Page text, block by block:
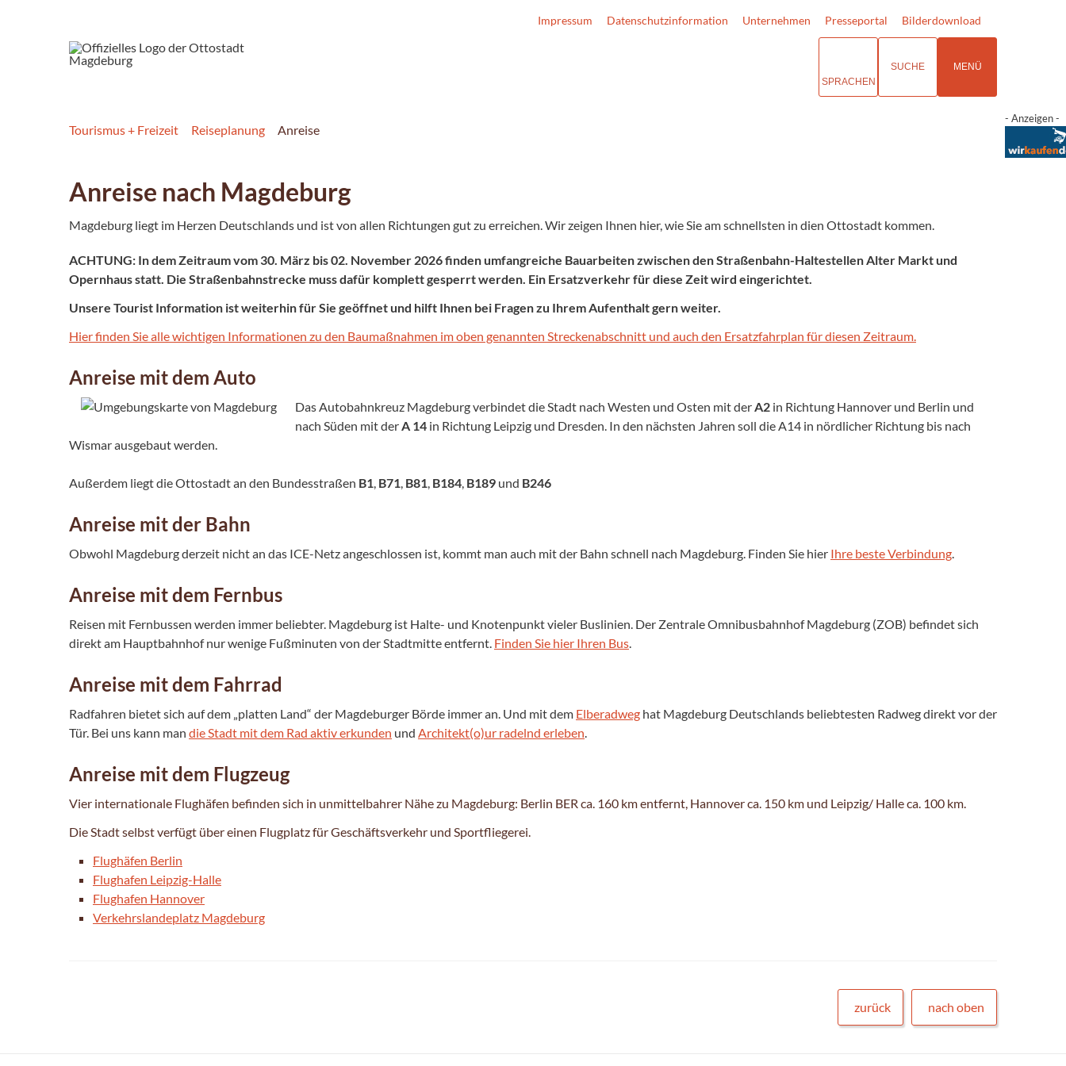
Impressum Datenschutzinformation Unternehmen Presseportal Bilderdownload
SPRACHEN
SUCHE MENÜ
Tourismus + Freizeit Reiseplanung Anreise
Anreise nach Magdeburg
Magdeburg liegt im Herzen Deutschlands und ist von allen Richtungen gut zu erreichen. Wir zeigen Ihnen hier, wie Sie am schnellsten in dien Ottostadt kommen.
ACHTUNG: In dem Zeitraum vom 30. März bis 02. November 2026 finden umfangreiche Bauarbeiten zwischen den Straßenbahn-Haltestellen Alter Markt und
Opernhaus statt. Die Straßenbahnstrecke muss dafür komplett gesperrt werden. Ein Ersatzverkehr für diese Zeit wird eingerichtet.
Unsere Tourist Information ist weiterhin für Sie geöffnet und hilft Ihnen bei Fragen zu Ihrem Aufenthalt gern weiter.
Hier finden Sie alle wichtigen Informationen zu den Baumaßnahmen im oben genannten Streckenabschnitt und auch den Ersatzfahrplan für diesen Zeitraum.
Anreise mit dem Auto
Das Autobahnkreuz Magdeburg verbindet die Stadt nach Westen und Osten mit der A2 in Richtung Hannover und Berlin und
nach Süden mit der A 14 in Richtung Leipzig und Dresden. In den nächsten Jahren soll die A14 in nördlicher Richtung bis nach
Wismar ausgebaut werden.
Außerdem liegt die Ottostadt an den Bundesstraßen B1 B71 B81 B184 B189 und B246
Anreise mit der Bahn
Obwohl Magdeburg derzeit nicht an das ICE-Netz angeschlossen ist, kommt man auch mit der Bahn schnell nach Magdeburg. Finden Sie hier Ihre beste Verbindung
Anreise mit dem Fernbus
Reisen mit Fernbussen werden immer beliebter. Magdeburg ist Halte- und Knotenpunkt vieler Buslinien. Der Zentrale Omnibusbahnhof Magdeburg (ZOB) befindet sich
direkt am Hauptbahnhof nur wenige Fußminuten von der Stadtmitte entfernt. Finden Sie hier Ihren Bus
Anreise mit dem Fahrrad
Radfahren bietet sich auf dem „platten Land“ der Magdeburger Börde immer an. Und mit dem Elberadweg hat Magdeburg Deutschlands beliebtesten Radweg direkt vor der
Tür. Bei uns kann man die Stadt mit dem Rad aktiv erkunden und Architekt(o)ur radelnd erleben
Anreise mit dem Flugzeug
Vier internationale Flughäfen befinden sich in unmittelbahrer Nähe zu Magdeburg: Berlin BER ca. 160 km entfernt, Hannover ca. 150 km und Leipzig/ Halle ca. 100 km.
Die Stadt selbst verfügt über einen Flugplatz für Geschäftsverkehr und Sportfliegerei.
Flughäfen Berlin
Flughafen Leipzig-Halle
Flughafen Hannover
Verkehrslandeplatz Magdeburg
zurück nach oben
- Anzeigen -